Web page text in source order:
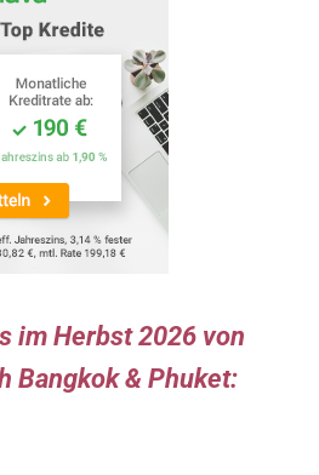
im Herbst 2026 von
Bangkok & Phuket: